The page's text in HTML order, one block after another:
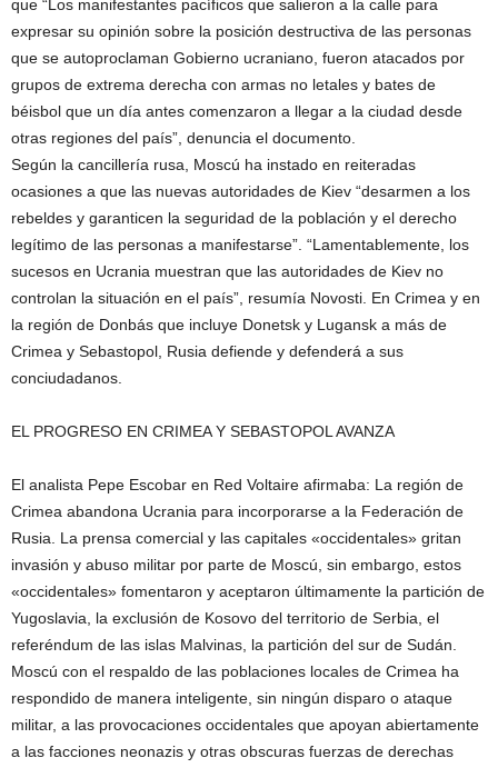
que “Los manifestantes pacíficos que salieron a la calle para
expresar su opinión sobre la posición destructiva de las personas
que se autoproclaman Gobierno ucraniano, fueron atacados por
grupos de extrema derecha con armas no letales y bates de
béisbol que un día antes comenzaron a llegar a la ciudad desde
otras regiones del país”, denuncia el documento.
Según la cancillería rusa, Moscú ha instado en reiteradas
ocasiones a que las nuevas autoridades de Kiev “desarmen a los
rebeldes y garanticen la seguridad de la población y el derecho
legítimo de las personas a manifestarse”. “Lamentablemente, los
sucesos en Ucrania muestran que las autoridades de Kiev no
controlan la situación en el país”, resumía Novosti. En Crimea y en
la región de Donbás que incluye Donetsk y Lugansk a más de
Crimea y Sebastopol, Rusia defiende y defenderá a sus
conciudadanos.
EL PROGRESO EN CRIMEA Y SEBASTOPOL AVANZA
El analista Pepe Escobar en Red Voltaire afirmaba: La región de
Crimea abandona Ucrania para incorporarse a la Federación de
Rusia. La prensa comercial y las capitales «occidentales» gritan
invasión y abuso militar por parte de Moscú, sin embargo, estos
«occidentales» fomentaron y aceptaron últimamente la partición de
Yugoslavia, la exclusión de Kosovo del territorio de Serbia, el
referéndum de las islas Malvinas, la partición del sur de Sudán.
Moscú con el respaldo de las poblaciones locales de Crimea ha
respondido de manera inteligente, sin ningún disparo o ataque
militar, a las provocaciones occidentales que apoyan abiertamente
a las facciones neonazis y otras obscuras fuerzas de derechas